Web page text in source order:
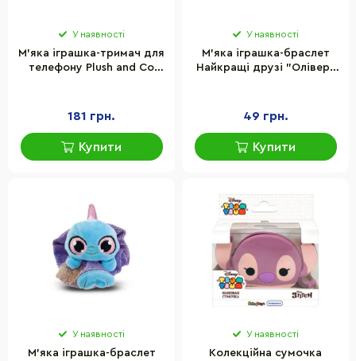
У наявності
М'яка іграшка-тримач для
телефону Plush and Co
181 грн.
Купити
У наявності
М'яка іграшка-браслет
Найкращі друзі "Олівер"
49 грн.
Купити
У наявності
М'яка іграшка-браслет
У наявності
Колекційна сумочка